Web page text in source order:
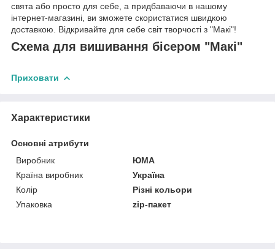
свята або просто для себе, а придбаваючи в нашому
інтернет-магазині, ви зможете скористатися швидкою
доставкою. Відкривайте для себе світ творчості з "Макі"!
Схема для вишивання бісером "Макі"
Приховати
Характеристики
Основні атрибути
Виробник
ЮМА
Країна виробник
Україна
Колір
Різні кольори
Упаковка
zip-пакет